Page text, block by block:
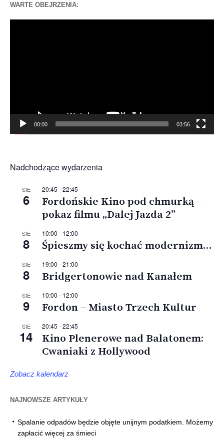
WARTE OBEJRZENIA:
00:00 03:56
Nadchodzące wydarzenia
SIE
6
20:45 -22:45
Fordońskie Kino pod chmurką –
pokaz filmu „Dalej Jazda 2”
SIE
8
10:00 - 12:00
Śpieszmy się kochać modernizm…
SIE
8
19:00 -21:00
Bridgertonowie nad Kanałem
SIE
9
10:00 - 12:00
Fordon – Miasto Trzech Kultur
SIE
14
20:45 -22:45
Kino Plenerowe nad Balatonem:
Cwaniaki z Hollywood
Zobacz kalendarz
NAJNOWSZE ARTYKUŁY
Spalanie odpadów będzie objęte unijnym podatkiem. Możemy
zapłacić więcej za śmieci